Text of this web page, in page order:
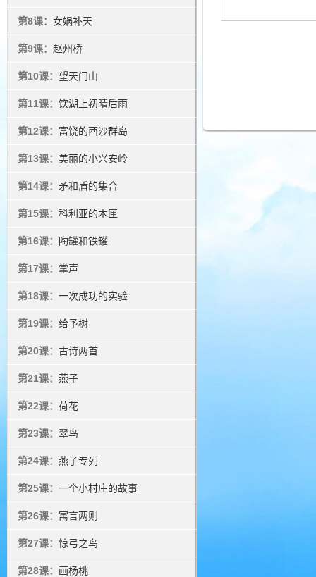
第8课： 女娲补天
第9课： 赵州桥
第10课： 望天门山
第11课： 饮湖上初晴后雨
第12课： 富饶的西沙群岛
第13课： 美丽的小兴安岭
第14课： 矛和盾的集合
第15课： 科利亚的木匣
第16课： 陶罐和铁罐
第17课： 掌声
第18课： 一次成功的实验
第19课： 给予树
第20课： 古诗两首
第21课： 燕子
第22课： 荷花
第23课： 翠鸟
第24课： 燕子专列
第25课： 一个小村庄的故事
第26课： 寓言两则
第27课： 惊弓之鸟
第28课： 画杨桃